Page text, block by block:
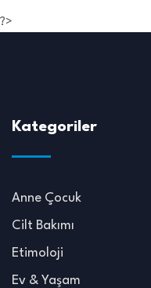
?>
Kategoriler
Anne Çocuk
Cilt Bakımı
Etimoloji
Ev & Yaşam